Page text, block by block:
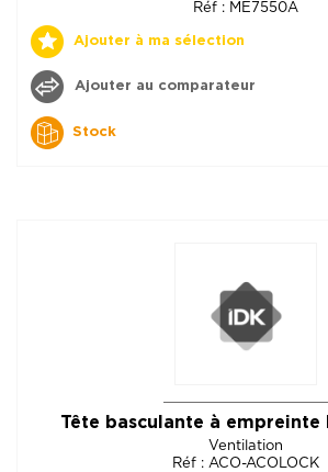
Réf : ME7550A
Ajouter à ma sélection
Ajouter au comparateur
Stock
Tête basculante à empreinte
Ventilation
Réf : ACO-ACOLOCK